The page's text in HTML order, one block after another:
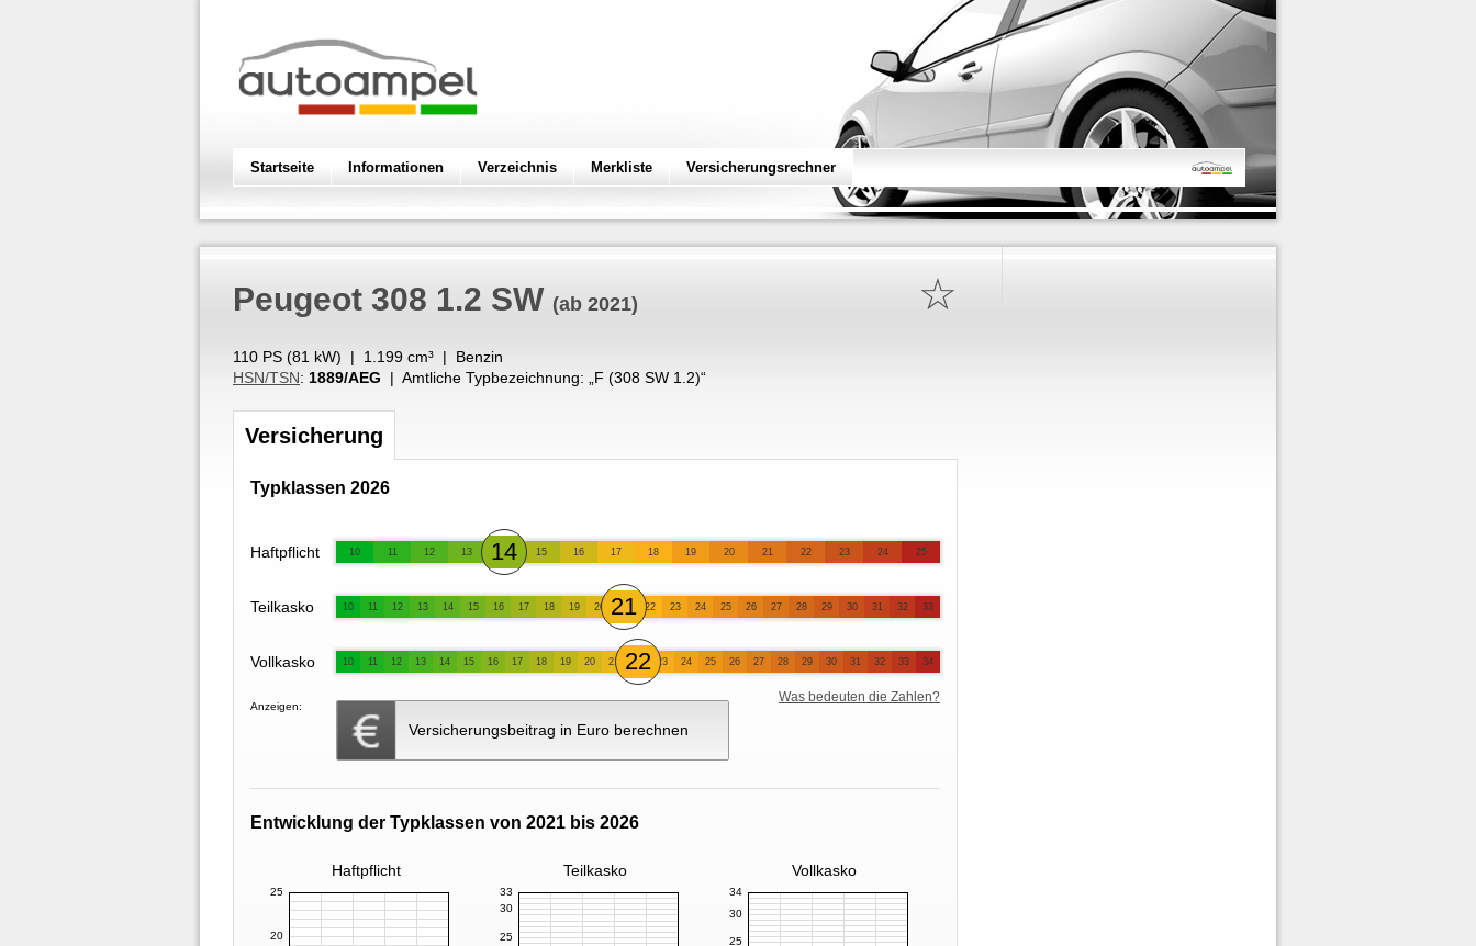
Startseite Informationen Verzeichnis Merkliste Versicherungsrechner
☆
Peugeot 308 1.2 SW (ab 2021)
110 PS (81 kW) | 1.199 cm³ | Benzin
HSN/TSN: 1889/AEG | Amtliche Typbezeichnung: „ F (308 SW 1.2)“
Versicherung
Typklassen 2026
Haftpflicht 10 11 12 13 14 15 16 17 18 19 20 21 22 23 24 25
Teilkasko 10 11 12 13 14 15 16 17 18 19 20 21 22 23 24 25 26 27 28 29 30 31 32 33
Vollkasko 10 11 12 13 14 15 16 17 18 19 20 21 22 23 24 25 26 27 28 29 30 31 32 33 34
Anzeigen:
Versicherungsbeitrag in Euro berechnen
Was bedeuten die Zahlen?
Entwicklung der Typklassen von 2021 bis 2026
Haftpflicht Teilkasko Vollkasko
20
25
25
30
33
25
30
34